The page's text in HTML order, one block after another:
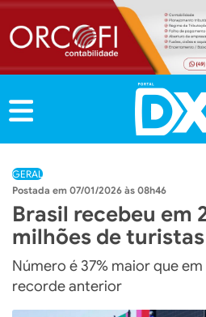
GERAL
07/01/2026 às 08h46
Brasil recebeu em
milhões de
Número é 37% maior que
recorde anterior